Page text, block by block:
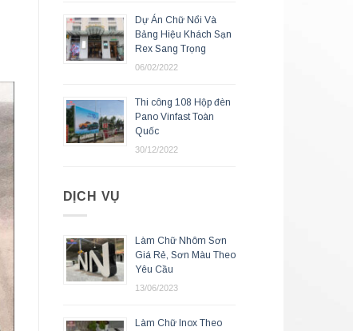
Dự Án Chữ Nổi Và
Bảng Hiệu Khách Sạn
Rex Sang Trọng
06/02/2022
Thi công 108 Hộp đèn
Pano Vinfast Toàn
Quốc
30/12/2022
DỊCH VỤ
Làm Chữ Nhôm Sơn
Giá Rẻ, Sơn Màu Theo
Yêu Cầu
13/06/2023
Làm Chữ Inox Theo